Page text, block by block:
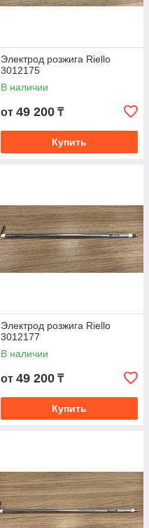
Электрод розжига Riello
3012175
В наличии
от 49 200 ₸
Купить
Электрод розжига Riello
3012177
В наличии
от 49 200 ₸
Купить